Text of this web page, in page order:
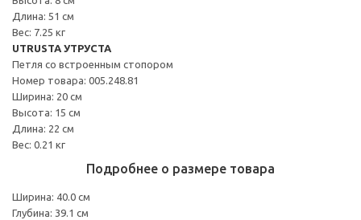
Длина: 51 см
Вес: 7.25 кг
UTRUSTA УТРУСТА
Петля со встроенным стопором
Номер товара: 005.248.81
Ширина: 20 см
Высота: 15 см
Длина: 22 см
Вес: 0.21 кг
Подробнее о размере товара
Ширина: 40.0 см
Глубина: 39.1 см